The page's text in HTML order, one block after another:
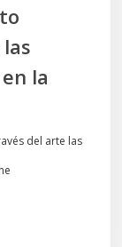
la
del arte las